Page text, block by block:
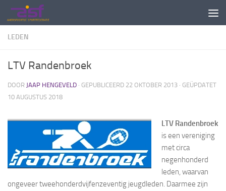
Doorgaan naar inhoud
LEDEN
LTV Randenbroek
DOOR JAAP HENGEVELD · GEPUBLICEERD 22 OKTOBER 2013 · GEÜPDATET
10 AUGUSTUS 2018
LTV Randenbroek
is een vereniging
met circa
negenhonderd
leden, waarvan
ongeveer tweehonderdvijfenzeventig jeugdleden. Daarmee zijn